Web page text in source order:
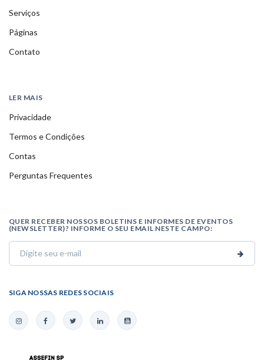
Serviços
Páginas
Contato
LER MAIS
Privacidade
Termos e Condições
Contas
Perguntas Frequentes
QUER RECEBER NOSSOS BOLETINS E INFORMES DE EVENTOS
(NEWSLETTER)? INFORME O SEU EMAIL NESTE CAMPO:
SIGA NOSSAS REDES SOCIAIS